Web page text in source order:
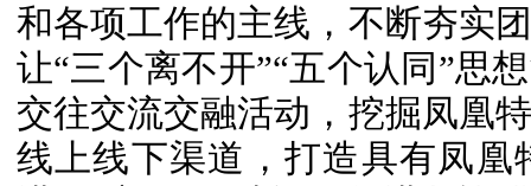
和各项工作的主线，不断夯实
让“三个离不开”“五个认同”思
交往交流交融活动，挖掘凤凰
线上线下渠道，打造具有凤